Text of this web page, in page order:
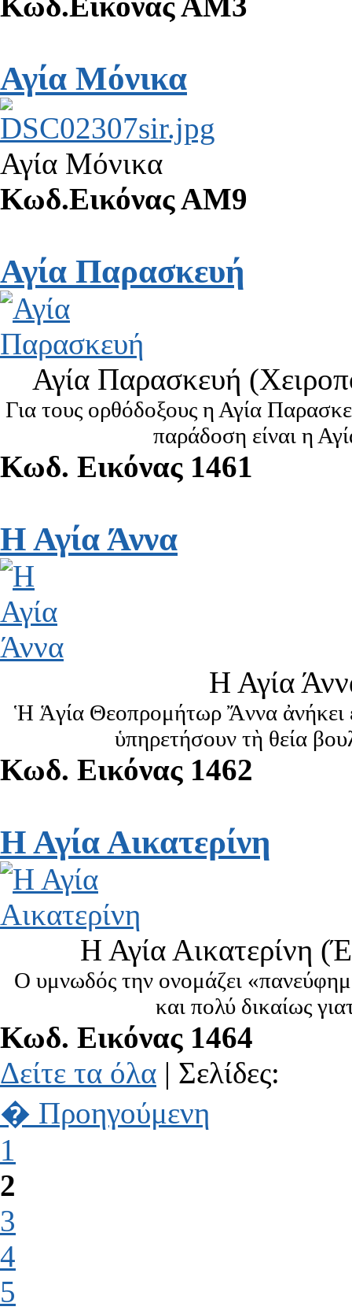
Αγία Μόνικα
Αγία Μόνικα
Κωδ.Εικόνας ΑΜ9
Αγία Παρασκευή
Αγία Παρασκευή
Για τους ορθόδοξους η Αγία
παράδοση είναι η
Κωδ. Εικόνας 1461
Η Αγία Άννα
Η Αγία
Ἡ Ἁγία Θεοπρομήτωρ Ἄννα ἀνήκει
ὑπηρετήσουν τὴ θεία
Κωδ. Εικόνας 1462
Η Αγία Αικατερίνη
Η Αγία Αικατερίνη
Ο υμνωδός την ονομάζει
και πολύ δικαίως
Κωδ. Εικόνας 1464
Δείτε τα όλα | Σελίδες:
� Προηγούμενη
1
2
3
4
5